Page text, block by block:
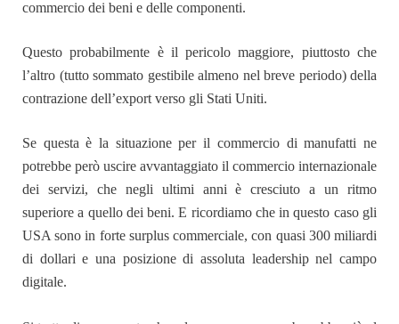
commercio dei beni e delle componenti.
Questo probabilmente è il pericolo maggiore, piuttosto che
l’altro (tutto sommato gestibile almeno nel breve periodo) della
contrazione dell’export verso gli Stati Uniti.
Se questa è la situazione per il commercio di manufatti ne
potrebbe però uscire avvantaggiato il commercio internazionale
dei servizi, che negli ultimi anni è cresciuto a un ritmo
superiore a quello dei beni. E ricordiamo che in questo caso gli
USA sono in forte surplus commerciale, con quasi 300 miliardi
di dollari e una posizione di assoluta leadership nel campo
digitale.